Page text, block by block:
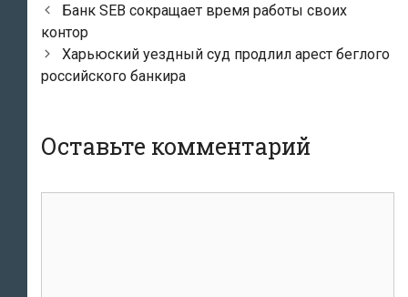
Навигация
по
записям
Банк SEB сокращает время работы своих
контор
Харьюский уездный суд продлил арест беглого
российского банкира
Оставьте комментарий